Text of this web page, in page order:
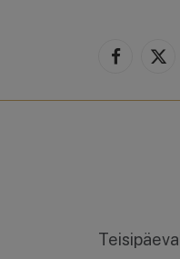
Facebook
X